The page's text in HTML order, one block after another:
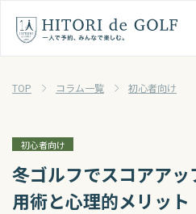
TOP コラム一覧 初心者向け
初心者向け
冬ゴルフでスコアア
用術と心理的メリット